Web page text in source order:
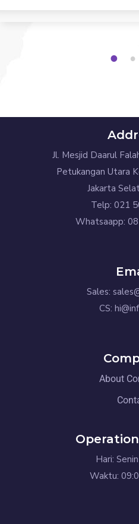
1 2
Jl. Mesjid Daarul
Petukangan Utara
Jakarta
Telp: 021
Whatsaapp:
Sales:
CS:
About
Hari:
Waktu: